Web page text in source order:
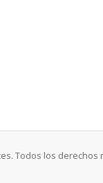
Todos los derechos